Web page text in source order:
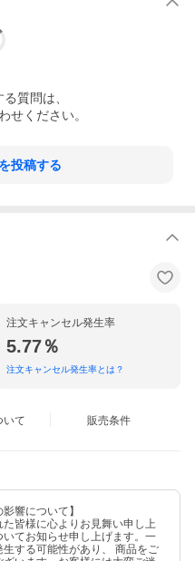
に関するお問合わせは、
質問は、
せください。
投稿する
注文キャンセル発生率
5.77％
注文キャンセル発生率とは？
いて 販売条件
響について】
皆様に心よりお見舞い申し上
てお知らせ申し上げます。一
する可能性があり、 商品をご